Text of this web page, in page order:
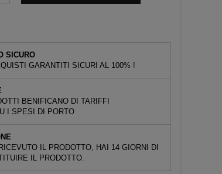
SICURO
GARANTITI SICURI AL 100% !
BENIFICANO DI TARIFFI
I SPESI DI PORTO
IL PRODOTTO, HAI 14 GIORNI DI
IL PRODOTTO.